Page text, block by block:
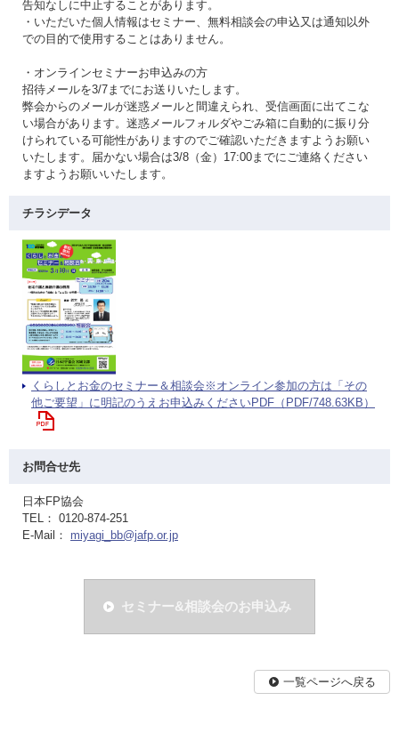
告知なしに中止することがあります。
・いただいた個人情報はセミナー、無料相談会の申込又は通知以外
での目的で使用することはありません。
・オンラインセミナーお申込みの方
招待メールを3/7までにお送りいたします。
弊会からのメールが迷惑メールと間違えられ、受信画面に出てこな
い場合があります。迷惑メールフォルダやごみ箱に自動的に振り分
けられている可能性がありますのでご確認いただきますようお願い
いたします。届かない場合は3/8（金）17:00までにご連絡ください
ますようお願いいたします。
チラシデータ
くらしとお金のセミナー＆相談会※オンライン参加の方は「その
他ご要望」に明記のうえお申込みくださいPDF（PDF/748.63KB）
お問合せ先
日本FP協会
TEL： 0120-874-251
E-Mail： miyagi_bb@jafp.or.jp
セミナー&相談会のお申込み
一覧ページへ戻る